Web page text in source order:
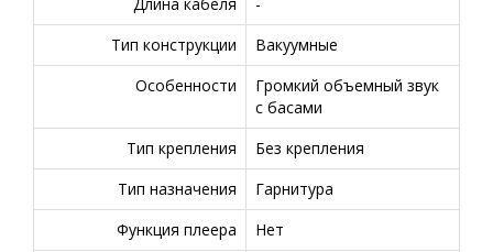
Тип конструкции
Вакуумные
Особенности
Громкий объемный звук
с басами
Тип крепления
Без крепления
Тип назначения
Гарнитура
Функция плеера
Нет